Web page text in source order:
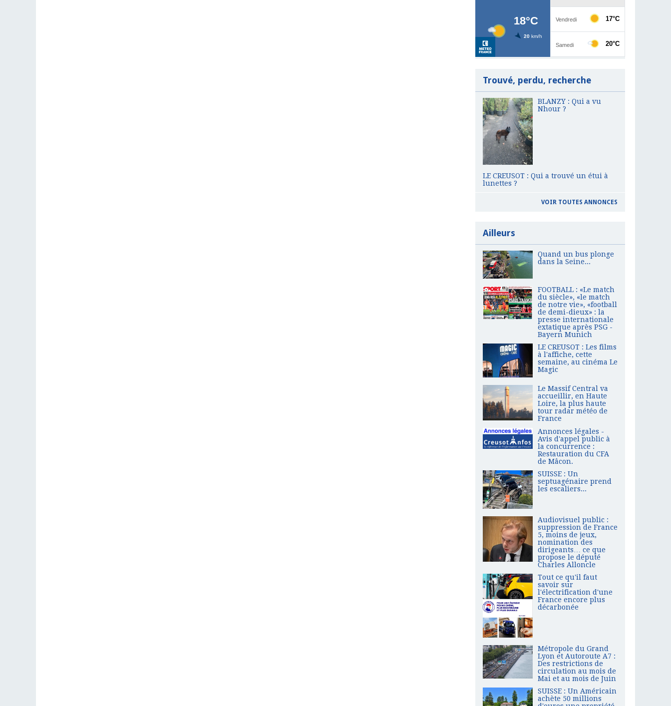
Trouvé, perdu, recherche
BLANZY : Qui a vu
Nhour ?
LE CREUSOT : Qui a trouvé un étui à
lunettes ?
VOIR TOUTES ANNONCES
Ailleurs
Quand un bus plonge
dans la Seine...
FOOTBALL : «Le match
du siècle», «le match
de notre vie», «football
de demi-dieux» : la
presse internationale
extatique après PSG -
Bayern Munich
LE CREUSOT : Les films
à l'affiche, cette
semaine, au cinéma Le
Magic
Le Massif Central va
accueillir, en Haute
Loire, la plus haute
tour radar météo de
France
Annonces légales -
Avis d'appel public à
la concurrence :
Restauration du CFA
de Mâcon.
SUISSE : Un
septuagénaire prend
les escaliers...
Audiovisuel public :
suppression de France
5, moins de jeux,
nomination des
dirigeants… ce que
propose le député
Charles Alloncle
Tout ce qu'il faut
savoir sur
l'électrification d'une
France encore plus
décarbonée
Métropole du Grand
Lyon et Autoroute A7 :
Des restrictions de
circulation au mois de
Mai et au mois de Juin
SUISSE : Un Américain
achète 50 millions